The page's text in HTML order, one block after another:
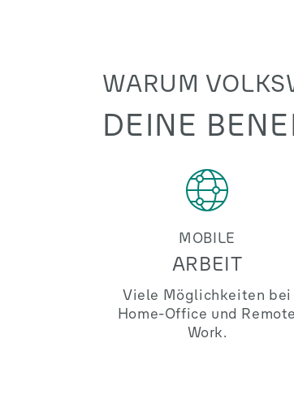
WARUM
DEINE
MOBILE
ARBEIT
Viele Möglichkeiten bei
Home-Office und Remote
Work.